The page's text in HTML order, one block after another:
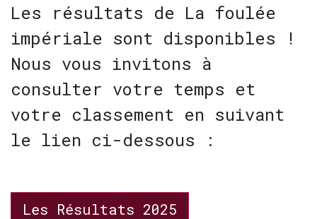
Les résultats de La foulée
impériale sont disponibles !
Nous vous invitons à
consulter votre temps et
votre classement en suivant
le lien ci-dessous :
Les Résultats 2025